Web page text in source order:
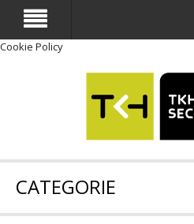
Cookie Policy
CATEGORIE